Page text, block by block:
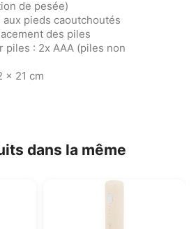
de pesée)
pieds caoutchoutés
des piles
piles : 2x AAA (piles non
x 21 cm
dans la même